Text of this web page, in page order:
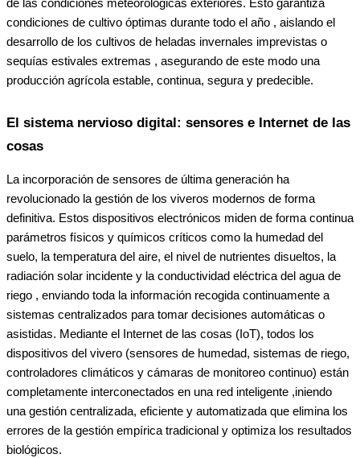
de las condiciones meteorológicas exteriores. Esto garantiza
condiciones de cultivo óptimas durante todo el año , aislando el
desarrollo de los cultivos de heladas invernales imprevistas o
sequías estivales extremas , asegurando de este modo una
producción agrícola estable, continua, segura y predecible.
El sistema nervioso digital: sensores e Internet de las
cosas
La incorporación de sensores de última generación ha
revolucionado la gestión de los viveros modernos de forma
definitiva. Estos dispositivos electrónicos miden de forma continua
parámetros físicos y químicos críticos como la humedad del
suelo, la temperatura del aire, el nivel de nutrientes disueltos, la
radiación solar incidente y la conductividad eléctrica del agua de
riego , enviando toda la información recogida continuamente a
sistemas centralizados para tomar decisiones automáticas o
asistidas. Mediante el Internet de las cosas (IoT), todos los
dispositivos del vivero (sensores de humedad, sistemas de riego,
controladores climáticos y cámaras de monitoreo continuo) están
completamente interconectados en una red inteligente ,iniendo
una gestión centralizada, eficiente y automatizada que elimina los
errores de la gestión empírica tradicional y optimiza los resultados
biológicos.